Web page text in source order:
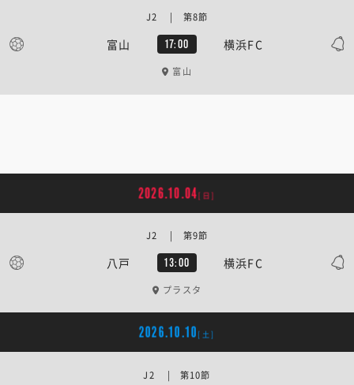
富山 17:00 横浜FC
J2 | 第8節
富山
2026.10.04[日]
八戸 13:00 横浜FC
J2 | 第9節
プラスタ
2026.10.10 [土]
J2 | 第10節